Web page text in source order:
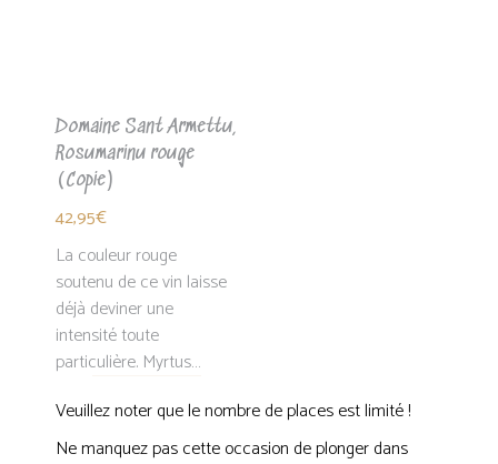
Domaine Sant Armettu,
Rosumarinu rouge
(Copie)
42,95€
La couleur rouge
soutenu de ce vin laisse
déjà deviner une
intensité toute
particulière. Myrtus…
Veuillez noter que le nombre de places est limité !
Ne manquez pas cette occasion de plonger dans